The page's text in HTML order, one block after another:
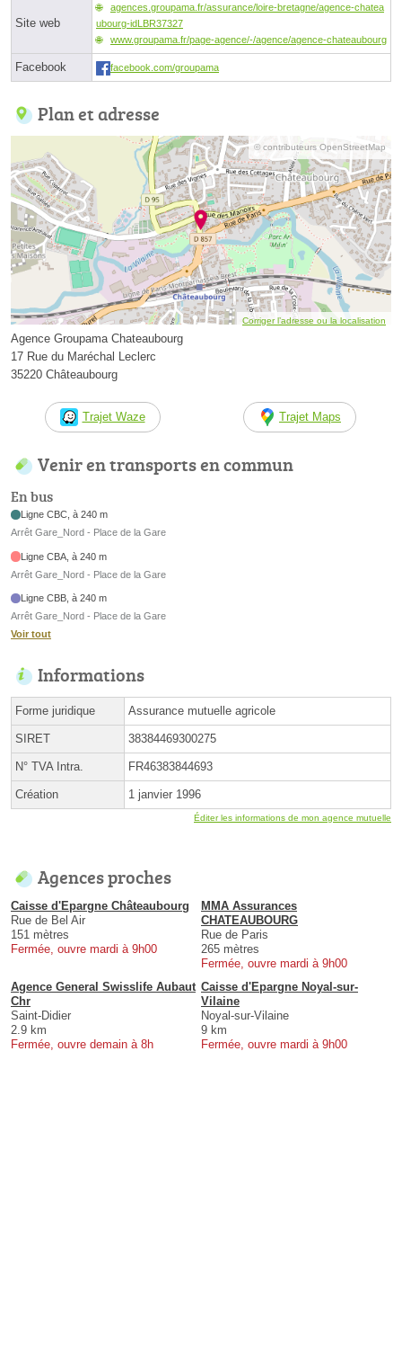
Site web
agences.groupama.fr/assurance/loire-bretagne/agence-chatea
ubourg-idLBR37327
www.groupama.fr/page-agence/-/agence/agence-chateaubourg
Facebook facebook.com/groupama
Plan et adresse
© contributeurs OpenStreetMap
Corriger l’adresse ou la localisation
Agence Groupama Chateaubourg
17 Rue du Maréchal Leclerc
35220 Châteaubourg
Trajet Waze Trajet Maps
Venir en transports en commun
En bus
Ligne CBC, à 240 m
Arrêt Gare_Nord - Place de la Gare
Ligne CBA, à 240 m
Arrêt Gare_Nord - Place de la Gare
Ligne CBB, à 240 m
Arrêt Gare_Nord - Place de la Gare
Voir tout
Informations
Forme juridique Assurance mutuelle agricole
SIRET 38384469300275
N° TVA Intra. FR46383844693
Création 1 janvier 1996
Éditer les informations de mon agence mutuelle
Agences proches
Caisse d'Epargne Châteaubourg
Rue de Bel Air
151 mètres
Fermée, ouvre mardi à 9h00
MMA Assurances
CHATEAUBOURG
Rue de Paris
265 mètres
Fermée, ouvre mardi à 9h00
Agence General Swisslife Aubaut
Chr
Saint-Didier
2.9 km
Fermée, ouvre demain à 8h
Caisse d'Epargne Noyal-sur-
Vilaine
Noyal-sur-Vilaine
9 km
Fermée, ouvre mardi à 9h00